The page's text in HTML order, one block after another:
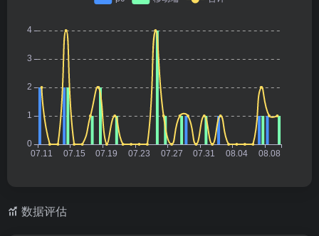
数据评估